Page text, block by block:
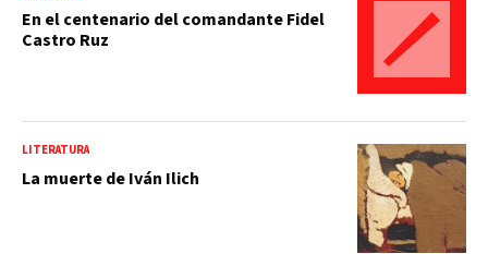
En el centenario del comandante Fidel
Castro Ruz
LITERATURA
La muerte de Iván Ilich